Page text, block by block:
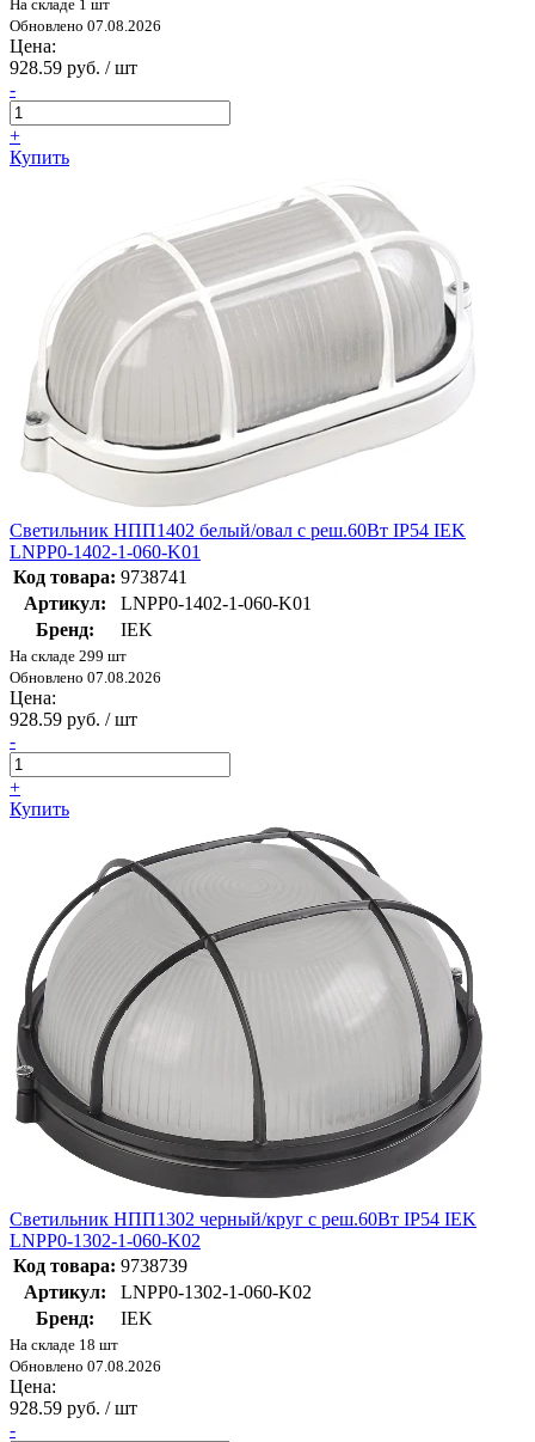
На складе 1 шт
Обновлено 07.08.2026
Цена:
928.59 руб. / шт
-
+
Купить
Светильник НПП1402 белый/овал с реш.60Вт IP54 IEK
LNPP0-1402-1-060-K01
Код товара: 9738741
Артикул:
LNPP0-1402-1-060-K01
Бренд:
IEK
На складе 299 шт
Обновлено 07.08.2026
Цена:
928.59 руб. / шт
-
+
Купить
Светильник НПП1302 черный/круг с реш.60Вт IP54 IEK
LNPP0-1302-1-060-K02
Код товара: 9738739
Артикул:
LNPP0-1302-1-060-K02
Бренд:
IEK
На складе 18 шт
Обновлено 07.08.2026
Цена:
928.59 руб. / шт
-